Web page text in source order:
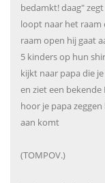
bedamkt! daag"
loopt naar het raam
raam open hij gaat
5 kinders op hun
kijkt naar papa die
en ziet een
hoor je papa
aan komt
(TOMPOV.)